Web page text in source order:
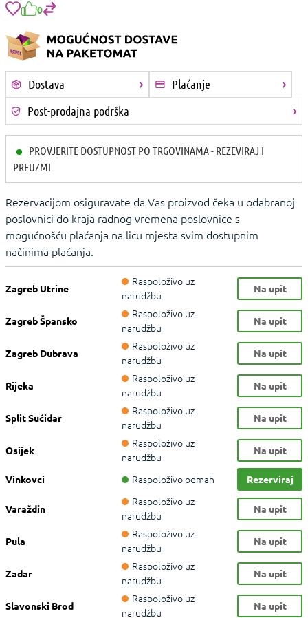
0
Dostava
Plaćanje
Post-prodajna podrška
PROVJERITE DOSTUPNOST PO TRGOVINAMA - REZEVIRAJ I
PREUZMI
Rezervacijom osiguravate da Vas proizvod čeka u odabranoj
poslovnici do kraja radnog vremena poslovnice s
mogućnošću plaćanja na licu mjesta svim dostupnim
načinima plaćanja.
Zagreb Utrine
Raspoloživo uz
narudžbu
Na upit
Zagreb Špansko
Raspoloživo uz
narudžbu
Na upit
Zagreb Dubrava
Raspoloživo uz
narudžbu
Na upit
Rijeka
Raspoloživo uz
narudžbu
Na upit
Split Sućidar
Raspoloživo uz
narudžbu
Na upit
Osijek
Raspoloživo uz
narudžbu
Na upit
Vinkovci Raspoloživo odmah Rezerviraj
Varaždin
Raspoloživo uz
narudžbu
Na upit
Pula
Raspoloživo uz
narudžbu
Na upit
Zadar
Raspoloživo uz
narudžbu
Na upit
Slavonski Brod
Raspoloživo uz
narudžbu
Na upit